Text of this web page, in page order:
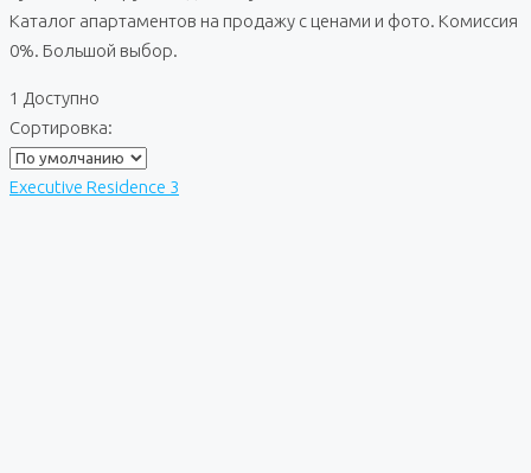
Каталог апартаментов на продажу с ценами и фото. Комиссия
0%. Большой выбор.
1 Доступно
Сортировка:
Executive Residence 3